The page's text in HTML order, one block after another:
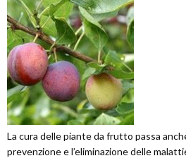
La cura delle piante da frutto passa
prevenzione e l’eliminazione delle